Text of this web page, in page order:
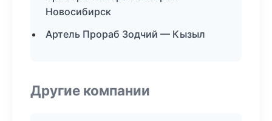
Новосибирск
Артель Прораб Зодчий — Кызыл
Другие компании